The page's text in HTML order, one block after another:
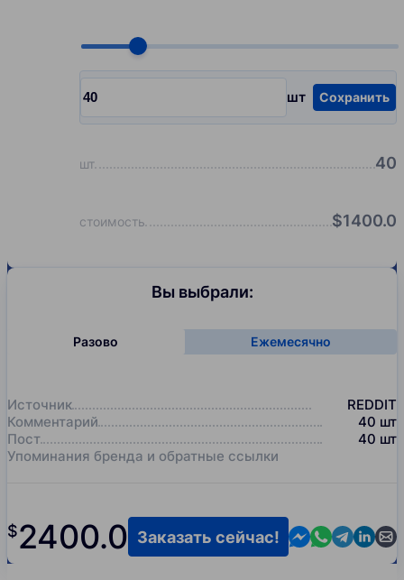
Choose quantity, pcs
шт
Input quantity, pcs Сохранить
шт 40
стоимость $1400.0
Вы выбрали:
Разово Ежемесячно
Источник
REDDIT
Комментарий
40 шт
Пост
40 шт
Упоминания бренда и обратные ссылки
$2400.0 Contact us in
Contact us
Contact
Заказать сейчас!